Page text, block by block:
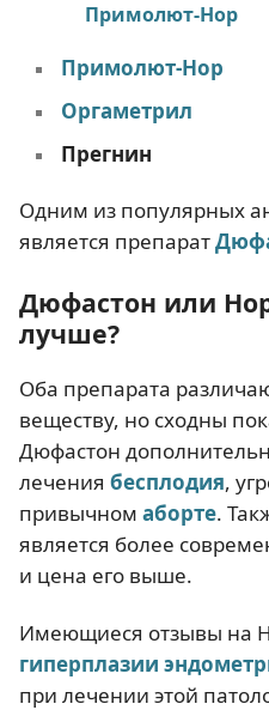
Примолют-Нор
Примолют-Нор
Оргаметрил
Прегнин
Одним из популярных
является препарат
Дюфастон или
лучше?
Оба препарата
веществу, но сходны
Дюфастон
лечения бесплодия,
привычном аборте.
является более
и цена его выше.
Имеющиеся отзывы на
гиперплазии
при лечении этой